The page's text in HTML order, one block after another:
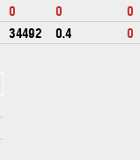
0 0 0
34492 0.4 0